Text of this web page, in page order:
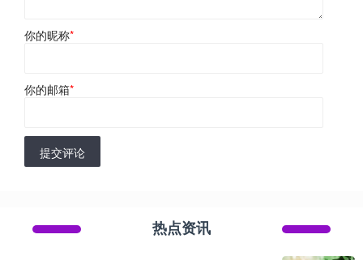
你的昵称*
你的邮箱*
提交评论
热点资讯